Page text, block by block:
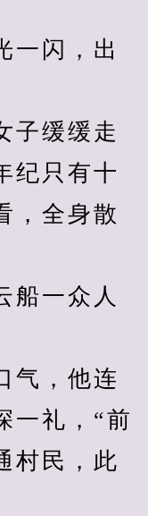
闪，出
缓缓走
纪只有十
，全身散
一众人
，他连
一礼，“前
村民，此